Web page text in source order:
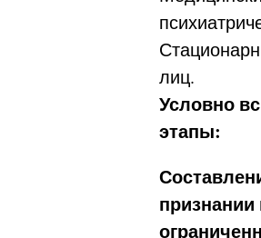
лиц.
Условно
этапы: